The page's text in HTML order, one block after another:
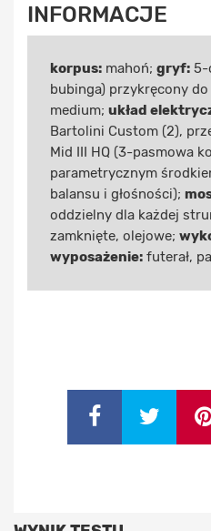
INFORMACJE
korpus: mahoń; gryf: 5-
bubinga) przykręcony
medium; układ
Bartolini Custom (2),
Mid III HQ (3-pasmowa
parametrycznym
balansu i głośności);
oddzielny dla każdej
zamknięte, olejowe;
wyposażenie: futerał,